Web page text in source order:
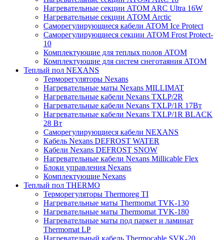
Нагревательные секции ATOM ARC Ultra 16W
Нагревательные секции АТОМ Arctic
Саморегулирующиеся кабели ATOM Ice Protect
Саморегулирующиеся секции ATOM Frost Protect-
10
Комплектующие для теплых полов ATOM
Комплектующие для систем снеготаяния ATOM
Теплый пол NEXANS
Терморегуляторы Nexans
Нагревательные маты Nexans MILLIMAT
Нагревательные кабели Nexans TXLP/2R
Нагревательные кабели Nexans TXLP/1R 17Вт
Нагревательные кабели Nexans TXLP/1R BLACK
28 Вт
Саморегулирующиеся кабели NEXANS
Кабель Nexans DEFROST WATER
Кабели Nexans DEFROST SNOW
Нагревательные кабели Nexans Millicable Flex
Блоки управления Nexans
Комплектующие Nexans
Теплый пол THERMO
Терморегуляторы Thermoreg TI
Нагревательные маты Thermomat TVK-130
Нагревательные маты Thermomat TVK-180
Нагревательные маты под паркет и ламинат
Thermomat LP
Нагревательный кабель Thermocable SVK-20